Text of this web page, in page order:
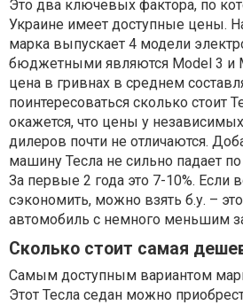
Это два ключевых фактора, по
Украине имеет доступные цены.
марка выпускает 4 модели
бюджетными являются Model 3 и
цена в гривнах в среднем
поинтересоваться сколько стоит
окажется, что цены у
дилеров почти не отличаются.
машину Тесла не сильно падает по
За первые 2 года это 7-10%. Если
сэкономить, можно взять б.у. –
автомобиль с немного меньшим
Сколько стоит самая
Самым доступным вариантом
Этот Тесла седан можно